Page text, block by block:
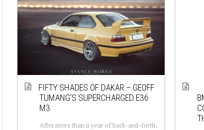
FIFTY SHADES OF DAKAR – GEOFF
TUMANG’S SUPERCHARGED E36
M3
After more than a year of back-and-forth,